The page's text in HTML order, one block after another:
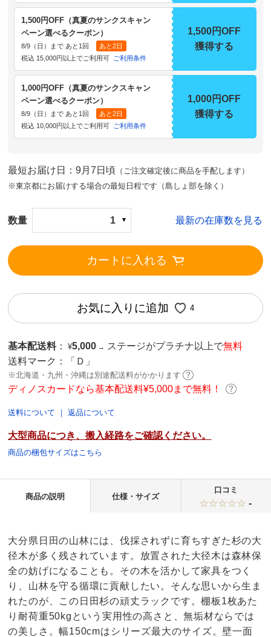
1,500円OFF（真夏のサンクスキャン
ペーン選べるクーポン）
8/9（日）まで あと1回
あと2日
税込 15,000円以上でご利用可 ご利用条件
1,500円OFF
獲得する
1,000円OFF（真夏のサンクスキャン
ペーン選べるクーポン）
8/9（日）まで あと1回
あと2日
税込 10,000円以上でご利用可 ご利用条件
1,000円OFF
獲得する
最短お届け日：9月7日頃 （ご注文確定後に商品を手配します）
※東京都にお届けする場合の最短日程です（島しょ部を除く）
数量 1 最新の在庫数を見る
カートに入れる
お気に入りに追加 4
基本配送料 ： ¥5,000 → ステージがプラチナ以上で無料
送料マーク：
「Ｄ」
※北海道・九州・沖縄は別途配送料がかかります
ディノスカードなら基本配送料¥5,000まで無料！
送料について ｜返品について
大型商品につき、搬入経路をご確認ください。
商品の梱包サイズはこちら
商品の説明 仕様・サイズ
口コミ
-
大分県日田の山林には、伐採されずに育ちすぎた杉の大
径木が多く残されています。放置された大径木は森林保
全の妨げになることも。その木を活かして家具をつく
り、山林を守る循環に貢献したい。そんな思いから生ま
れたのが、この日田杉の頑丈ラックです。棚板1枚あた
り耐荷重50kgという実用性の高さと、無垢材ならでは
の美しさ。幅150cmはシリーズ最大のサイズ。壁一面